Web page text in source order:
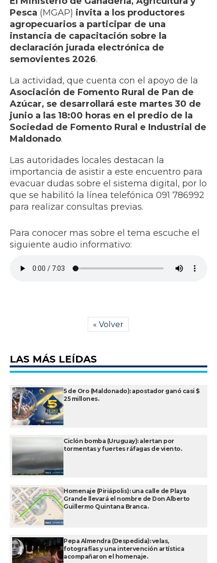
Pesca (MGAP) invita a los productores
agropecuarios a participar de una
instancia de capacitación sobre la
declaración jurada electrónica de
semovientes 2026.
La actividad, que cuenta con el apoyo de la
Asociación de Fomento Rural de Pan de
Azúcar, se desarrollará este martes 30 de
junio a las 18:00 horas en el predio de la
Sociedad de Fomento Rural e Industrial de
Maldonado.
Las autoridades locales destacan la
importancia de asistir a este encuentro para
evacuar dudas sobre el sistema digital, por lo
que se habilitó la línea telefónica 091 786992
para realizar consultas previas.
Para conocer mas sobre el tema escuche el
siguiente audio informativo:
« Volver
LAS MÁS LEÍDAS
5 de Oro (Maldonado): apostador ganó casi $
25 millones.
Ciclón bomba (Uruguay): alertan por
tormentas y fuertes ráfagas de viento.
Homenaje (Piriápolis): una calle de Playa
Grande llevará el nombre de Don Alberto
Guillermo Quintana Branca.
Pepa Almendra (Despedida): velas,
fotografías y una intervención artística
acompañaron el homenaje.